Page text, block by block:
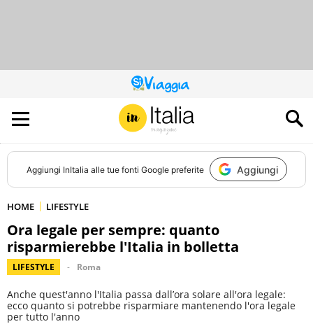
QUESTO
SITO
CONTRIBUISCE
ALL’AUDIENCE
DI
Aggiungi InItalia alle tue fonti Google preferite Aggiungi
HOME LIFESTYLE
Ora legale per sempre: quanto
risparmierebbe l'Italia in bolletta
LIFESTYLE Roma
Anche quest'anno l'Italia passa dall’ora solare all'ora legale:
ecco quanto si potrebbe risparmiare mantenendo l'ora legale
per tutto l'anno